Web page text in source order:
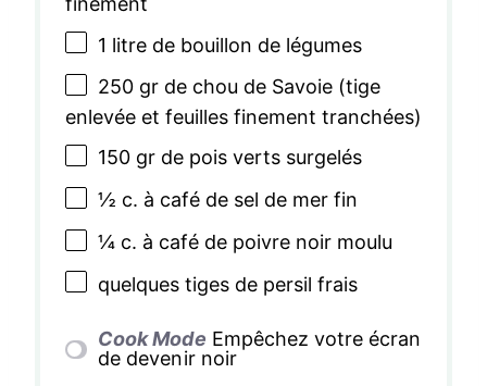
1 litre de bouillon de légumes
250gr de chou de Savoie (tige
enlevée et feuilles finement tranchées)
150gr de pois verts surgelés
½ c. à café de sel de mer fin
¼c. à café de poivre noir moulu
quelques tiges de persil frais
Cook Mode Empêchez votre écran
de devenir noir